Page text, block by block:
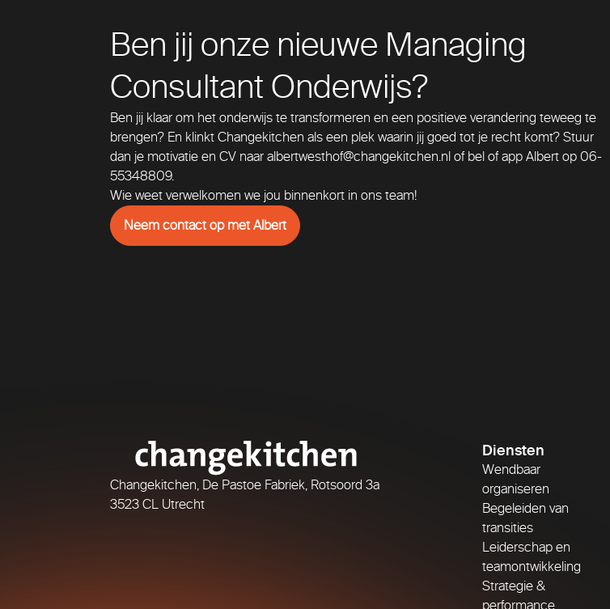
Ben jij onze nieuwe Managing
Consultant Onderwijs?
Ben jij klaar om het onderwijs te transformeren en een positieve verandering teweeg te
brengen? En klinkt Changekitchen als een plek waarin jij goed tot je recht komt? Stuur
dan je motivatie en CV naar albertwesthof@changekitchen.nl of bel of app Albert op 06-
55348809.
Wie weet verwelkomen we jou binnenkort in ons team!
Neem contact op met Albert
Changekitchen, De Pastoe Fabriek, Rotsoord 3a
3523 CL Utrecht
Diensten
Wendbaar
organiseren
Begeleiden van
transities
Leiderschap en
teamontwikkeling
Strategie &
performance